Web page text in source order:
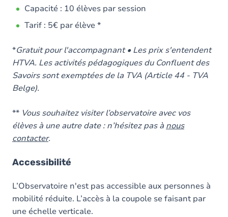
Capacité : 10 élèves par session
Tarif : 5€ par élève *
*Gratuit pour l'accompagnant • Les prix s'entendent
HTVA. Les activités pédagogiques du Confluent des
Savoirs sont exemptées de la TVA (Article 44 - TVA
Belge).
** Vous souhaitez visiter l’observatoire avec vos
élèves à une autre date : n’hésitez pas à nous
contacter.
Accessibilité
L’Observatoire n'est pas accessible aux personnes à
mobilité réduite. L’accès à la coupole se faisant par
une échelle verticale.